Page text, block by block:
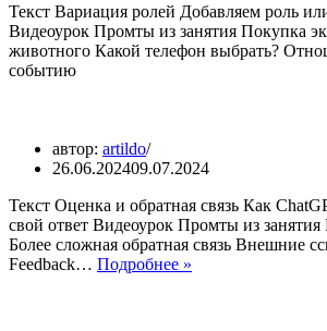
Текст Вариация ролей Добавляем роль
Видеоурок Промты из занятия Покупка
животного Какой телефон выбрать?
событию
автор: artildo
26.06.202409.07.2024
Текст Оценка и обратная связь Как
свой ответ Видеоурок Промты из
Более сложная обратная связь Внешние
Feedback… Подробнее »